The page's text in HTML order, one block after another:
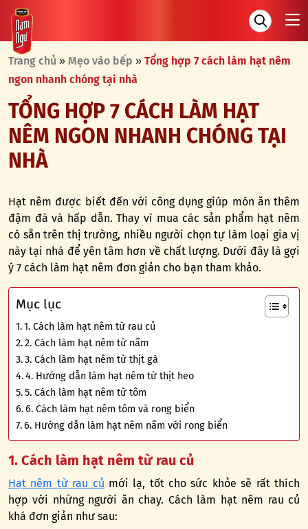
Trang chủ » Mẹo vào bếp » Tổng hợp 7 cách làm hạt nêm
ngon nhanh chóng tại nhà
TỔNG HỢP 7 CÁCH LÀM HẠT
NÊM NGON NHANH CHÓNG TẠI
NHÀ
Hạt nêm được biết đến với công dụng giúp món ăn thêm
đậm đà và hấp dẫn. Thay vì mua các sản phẩm hạt nêm
có sẵn trên thị trường, nhiều người chọn tự làm loại gia vị
này tại nhà để yên tâm hơn về chất lượng. Dưới đây là gợi
ý 7 cách làm hạt nêm đơn giản cho bạn tham khảo.
Mục lục
1. Cách làm hạt nêm từ rau củ
2. Cách làm hạt nêm từ nấm
3. Cách làm hạt nêm từ thịt gà
4. Hướng dẫn làm hạt nêm từ thịt heo
5. Cách làm hạt nêm từ tôm
6. Cách làm hạt nêm tôm và rong biển
6. Hướng dẫn làm hạt nêm nấm với rong biển
1. Cách làm hạt nêm từ rau củ
Hạt nêm từ rau củ mới lạ, tốt cho sức khỏe sẽ rất thích
hợp với những người ăn chay. Cách làm hạt nêm rau củ
khá đơn giản như sau: